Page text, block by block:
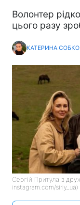
Волонтер
цього разу
КАТЕРИНА
Сергій Притула з
instagram.com/siriy_ua)